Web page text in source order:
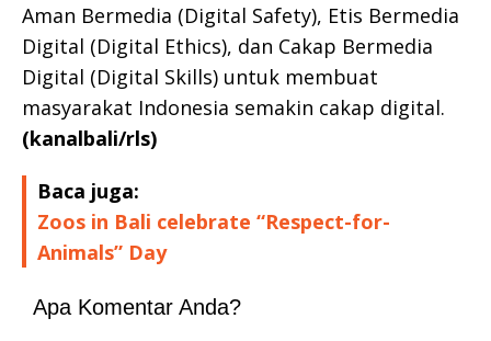
Aman Bermedia (Digital Safety), Etis Bermedia
Digital (Digital Ethics), dan Cakap Bermedia
Digital (Digital Skills) untuk membuat
masyarakat Indonesia semakin cakap digital.
(kanalbali/rls)
Baca juga:
Zoos in Bali celebrate “Respect-for-
Animals” Day
Apa Komentar Anda?